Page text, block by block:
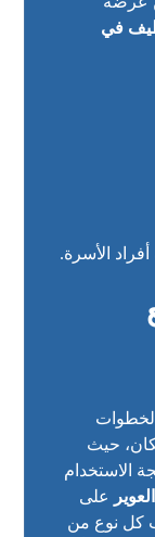
في
الأسرة.
حيث
الاستخدام
على
كل نوع من